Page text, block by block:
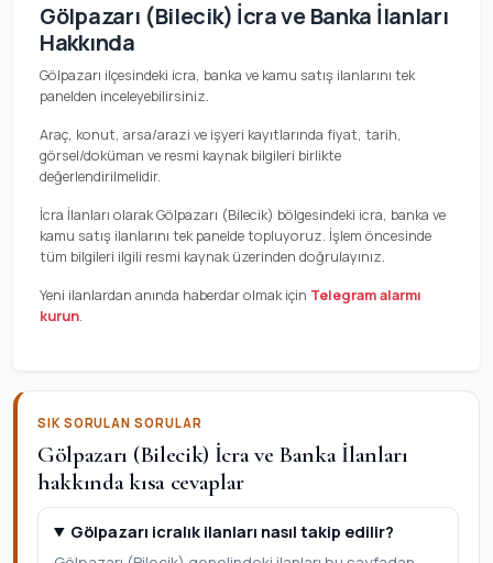
Gölpazarı (Bilecik) İcra ve Banka İlanları
Hakkında
Gölpazarı ilçesindeki icra, banka ve kamu satış ilanlarını tek
panelden inceleyebilirsiniz.
Araç, konut, arsa/arazi ve işyeri kayıtlarında fiyat, tarih,
görsel/doküman ve resmi kaynak bilgileri birlikte
değerlendirilmelidir.
İcra İlanları olarak Gölpazarı (Bilecik) bölgesindeki icra, banka ve
kamu satış ilanlarını tek panelde topluyoruz. İşlem öncesinde
tüm bilgileri ilgili resmi kaynak üzerinden doğrulayınız.
Yeni ilanlardan anında haberdar olmak için Telegram alarmı
kurun.
SIK SORULAN SORULAR
Gölpazarı (Bilecik) İcra ve Banka İlanları
hakkında kısa cevaplar
Gölpazarı icralık ilanları nasıl takip edilir?